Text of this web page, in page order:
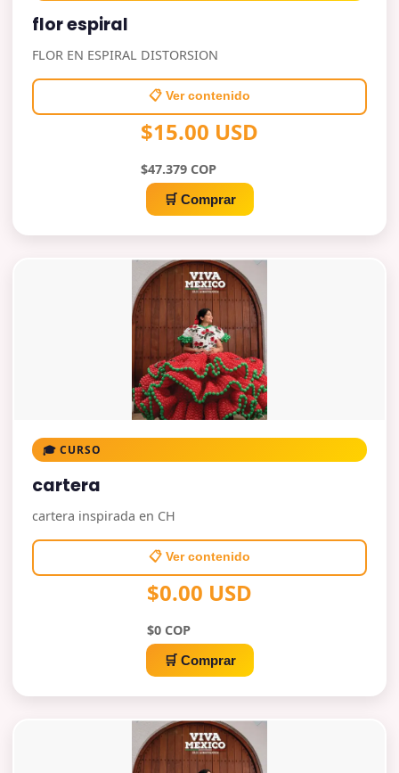
flor espiral
FLOR EN ESPIRAL DISTORSION
📋 Ver contenido
$15.00 USD
$47.379 COP
🛒 Comprar
🎓 CURSO
cartera
cartera inspirada en CH
📋 Ver contenido
$0.00 USD
$0 COP
🛒 Comprar